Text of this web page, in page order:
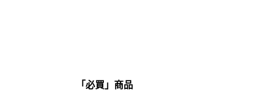
「必買」商品